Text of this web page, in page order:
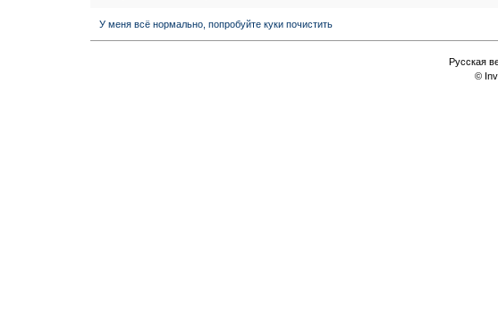
У меня всё нормально, попробуйте куки почистить
Русская
©